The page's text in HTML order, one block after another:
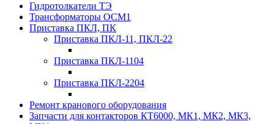
Гидротолкатели ТЭ
Трансформаторы ОСМ1
Приставка ПКЛ, ПК
Приставка ПКЛ-11, ПКЛ-22
Приставка ПКЛ-1104
Приставка ПКЛ-2204
Ремонт кранового оборудования
Запчасти для контакторов КТ6000, МК1, МК2, МК3,